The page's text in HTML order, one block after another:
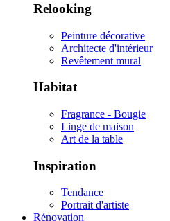
Relooking
Peinture décorative
Architecte d'intérieur
Revêtement mural
Habitat
Fragrance - Bougie
Linge de maison
Art de la table
Inspiration
Tendance
Portrait d'artiste
Rénovation